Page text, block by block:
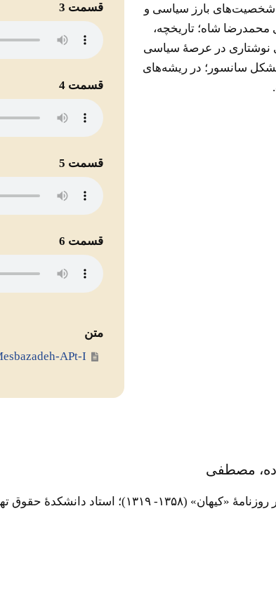
شخصیت‌های بارز سیاسی و
شاه؛ تاریخچه،
نوشتاری در عرصۀ سیاسی
مشکل سانسور؛ در ریشه‌های
قسمت 3
قسمت 4
قسمت 5
قسمت 6
متن
مصطفی
۱۳۱۹)‌؛ استاد دانشکدۀ حقوق تهران، سناتور (۱۳۵۷- ۱۳۴۵).